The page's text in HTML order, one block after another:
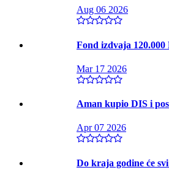
Aug 06 2026
Fond izdvaja 120.000
Mar 17 2026
Aman kupio DIS i
Apr 07 2026
Do kraja godine će